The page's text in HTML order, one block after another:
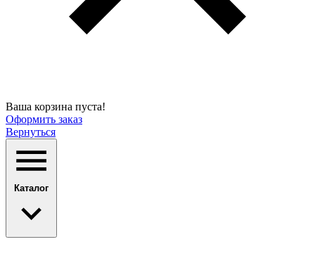
Ваша корзина пуста!
Оформить заказ
Вернуться
Каталог